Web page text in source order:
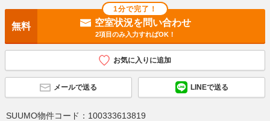
1分で完了！
無料 空室状況を問い合わせ
2項目のみ入力すればOK！
お気に入りに追加
メールで送る LINEで送る
SUUMO物件コード： 100333613819